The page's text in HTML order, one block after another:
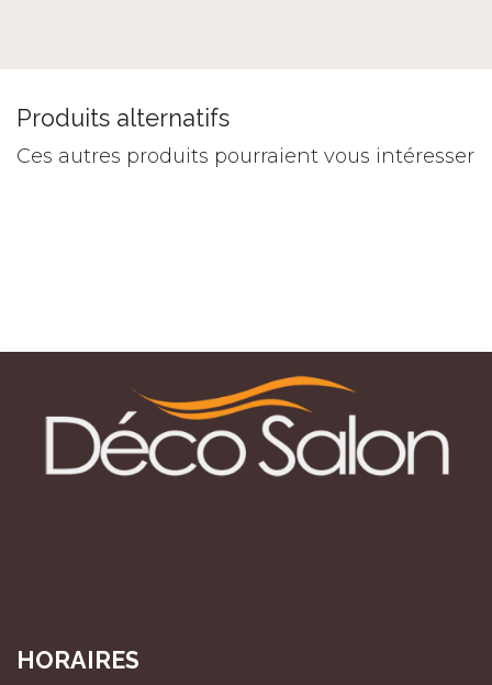
Produits alternatifs
Ces autres produits pourraient vous intéresser
HORAIRES